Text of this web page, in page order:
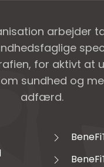
arbejder
for aktivt at
sundhed og
adfærd.